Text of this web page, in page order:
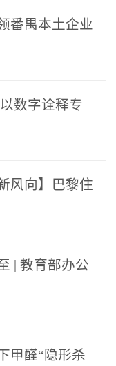
番禺本​土企业
”
数字诠释专
品牌实力！
风向】巴黎住
环保共建健康
| 教育部办公
校新建校舍室
理通知
甲醛“隐形杀